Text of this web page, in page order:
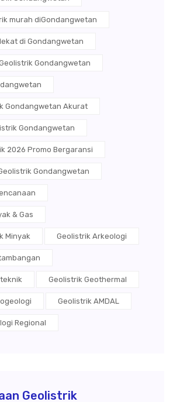
murah diGondangwetan
di Gondangwetan
Gondangwetan
Gondangwetan Akurat
Gondangwetan
2026 Promo Bergaransi
Gondangwetan
& Gas
Minyak Geolistrik Arkeologi
Geolistrik Geothermal
Geolistrik AMDAL
Regional
Geolistrik